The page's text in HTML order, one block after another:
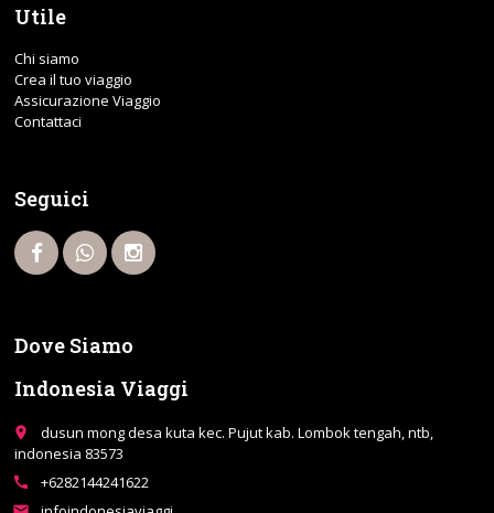
Utile
Chi siamo
Crea il tuo viaggio
Assicurazione Viaggio
Contattaci
Seguici
Dove Siamo
Indonesia Viaggi
place
dusun mong desa kuta kec. Pujut kab. Lombok tengah, ntb,
indonesia 83573
call +6282144241622